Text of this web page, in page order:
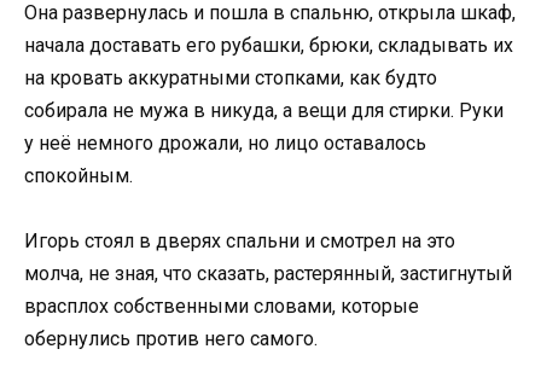
Она развернулась и пошла в спальню, открыла шкаф,
начала доставать его рубашки, брюки, складывать их
на кровать аккуратными стопками, как будто
собирала не мужа в никуда, а вещи для стирки. Руки
у неё немного дрожали, но лицо оставалось
спокойным.
Игорь стоял в дверях спальни и смотрел на это
молча, не зная, что сказать, растерянный, застигнутый
врасплох собственными словами, которые
обернулись против него самого.